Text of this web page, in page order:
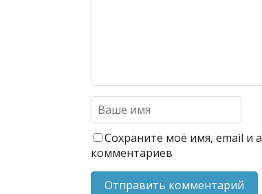
Сохраните моё имя, email и
комментариев